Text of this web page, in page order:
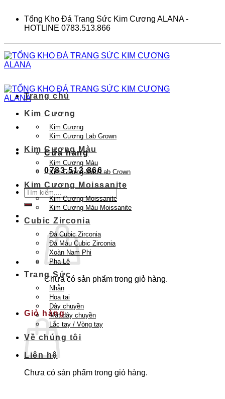
content
Tổng Kho Đá Trang Sức Kim Cương ALANA -
HOTLINE 0783.513.866
Cửa hàng
0783.513.866
Tìm
kiếm:
Chưa có sản phẩm trong giỏ hàng.
Quay trở lại cửa hàng
Giỏ hàng
Chưa có sản phẩm trong giỏ hàng.
Trang chủ
Kim Cương
Kim Cương
Kim Cương Lab Grown
Kim Cương Màu
Kim Cương Màu
Kim Cương Màu Lab Crown
Kim Cương Moissanite
Kim Cương Moissanite
Kim Cương Màu Moissanite
Cubic Zirconia
Đá Cubic Zirconia
Đá Màu Cubic Zirconia
Xoàn Nam Phi
Pha Lê
Trang Sức
Nhẫn
Hoa tai
Dây chuyền
Mặt dây chuyền
Lắc tay / Vòng tay
Về chúng tôi
Liên hệ